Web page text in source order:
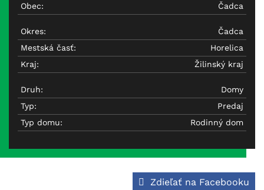
Obec:
Čadca
Okres:
Čadca
Mestská časť:
Horelica
Kraj:
Žilinský kraj
Druh:
Domy
Typ:
Predaj
Typ domu:
Rodinný dom
Zdieľať na Facebooku